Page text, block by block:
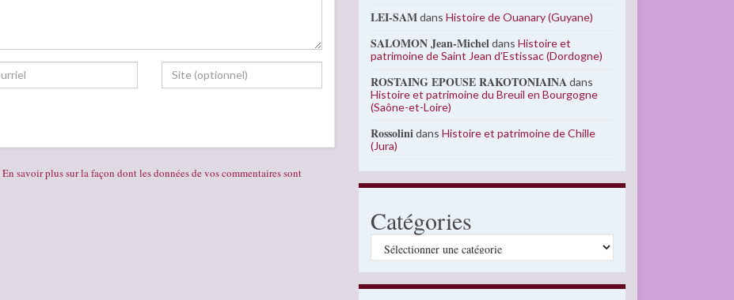
En savoir plus sur la façon dont les données de vos commentaires sont
LEI-SAMdansHistoire de Ouanary (Guyane)
SALOMON Jean-MicheldansHistoire et
patrimoine de Saint Jean d’Estissac (Dordogne)
ROSTAING EPOUSE RAKOTONIAINAdans
Histoire et patrimoine du Breuil en Bourgogne
(Saône-et-Loire)
RossolinidansHistoire et patrimoine de Chille
(Jura)
Catégories
Catégories